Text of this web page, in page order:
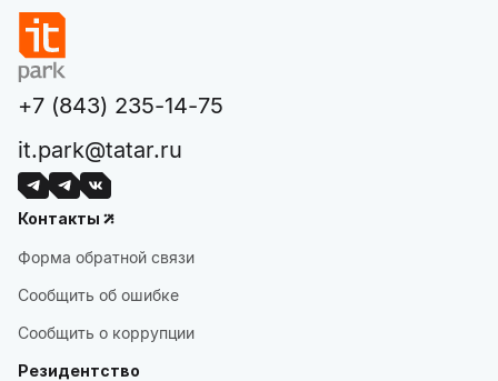
+7 (843) 235-14-75
it.park@tatar.ru
Контакты
Форма обратной связи
Сообщить об ошибке
Сообщить о коррупции
Резидентство